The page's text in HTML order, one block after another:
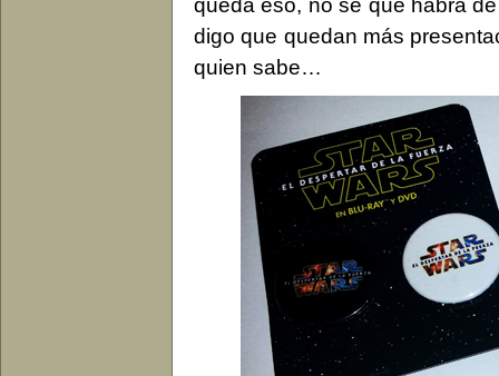
digo que quedan más
quien sabe…